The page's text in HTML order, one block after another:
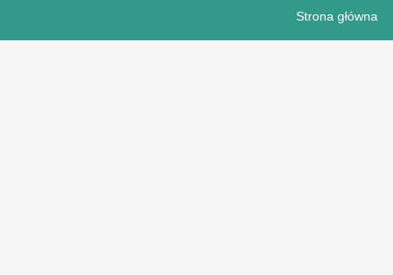
Strona główna